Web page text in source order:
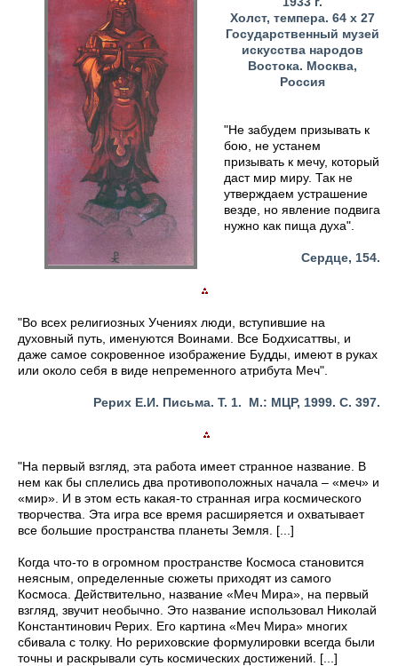
Холст, темпера. 64 х 27
Государственный музей
искусства народов
Востока. Москва,
Россия
"Не забудем призывать к
бою, не устанем
призывать к мечу, который
даст мир миру. Так не
утверждаем устрашение
везде, но явление подвига
нужно как пища духа".
Сердце, 154.
"Во всех религиозных Учениях люди, вступившие на
духовный путь, именуются Воинами. Все Бодхисаттвы, и
даже самое сокровенное изображение Будды, имеют в руках
или около себя в виде непременного атрибута Меч".
Рерих Е.И. Письма. Т. 1. М.: МЦР, 1999. С. 397.
"На первый взгляд, эта работа имеет странное название. В
нем как бы сплелись два противоположных начала – «меч» и
«мир». И в этом есть какая-то странная игра космического
творчества. Эта игра все время расширяется и охватывает
все большие пространства планеты Земля. [...]
Когда что-то в огромном пространстве Космоса становится
неясным, определенные сюжеты приходят из самого
Космоса. Действительно, название «Меч Мира», на первый
взгляд, звучит необычно. Это название использовал Николай
Константинович Рерих. Его картина «Меч Мира» многих
сбивала с толку. Но рериховские формулировки всегда были
точны и раскрывали суть космических достижений. [...]